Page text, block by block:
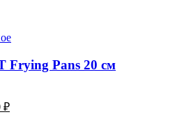
Frying Pans 20 см
₽